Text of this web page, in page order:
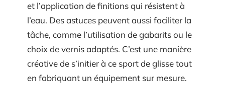
et l’application de finitions qui résistent à
l’eau. Des astuces peuvent aussi faciliter la
tâche, comme l’utilisation de gabarits ou le
choix de vernis adaptés. C’est une manière
créative de s’initier à ce sport de glisse tout
en fabriquant un équipement sur mesure.